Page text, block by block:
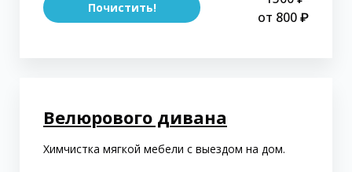
Почистить!
от 800 ₽
Велюрового дивана
Химчистка мягкой мебели с выездом на дом.